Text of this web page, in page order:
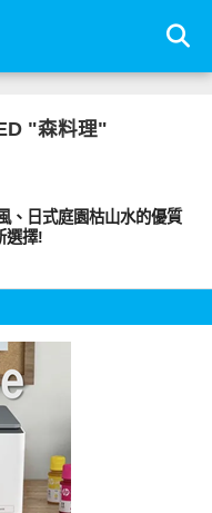
"森料理"
、日式庭園枯山水的優質
選擇!